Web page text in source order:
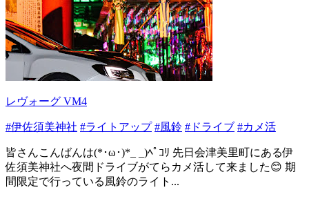
レヴォーグ VM4
#伊佐須美神社 #ライトアップ #風鈴 #ドライブ #カメ活
皆さんこんばんは(*･ω･)*_ _)ﾍﾟｺﾘ 先日会津美里町にある伊
佐須美神社へ夜間ドライブがてらカメ活して来ました😊 期
間限定で行っている風鈴のライト...